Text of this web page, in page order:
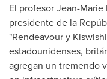
El profesorJean-Marie
presidente de la
"Rendeavour y
estadounidenses,
agregan un tremendo